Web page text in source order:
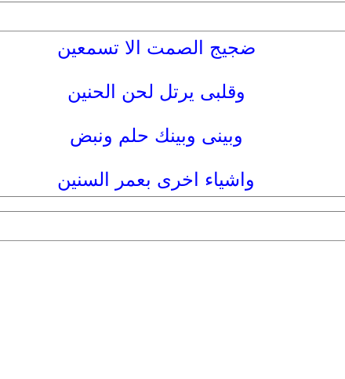
ضجيج الصمت الا تسمعين
وقلبى يرتل لحن الحنين
وبينى وبينك حلم ونبض
واشياء اخرى بعمر السنين